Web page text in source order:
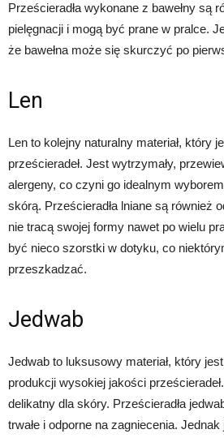
Prześcieradła wykonane z bawełny są
pielęgnacji i mogą być prane w pralce.
że bawełna może się skurczyć po
Len
Len to kolejny naturalny materiał, który
prześcieradeł. Jest wytrzymały,
alergeny, co czyni go idealnym
skórą. Prześcieradła lniane są również
nie tracą swojej formy nawet po wielu
być nieco szorstki w dotyku, co
przeszkadzać.
Jedwab
Jedwab to luksusowy materiał, który
produkcji wysokiej jakości
delikatny dla skóry. Prześcieradła
trwałe i odporne na zagniecenia.